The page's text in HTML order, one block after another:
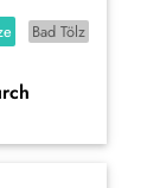
Bad Tölz